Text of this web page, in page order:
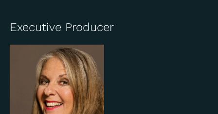
Executive Producer